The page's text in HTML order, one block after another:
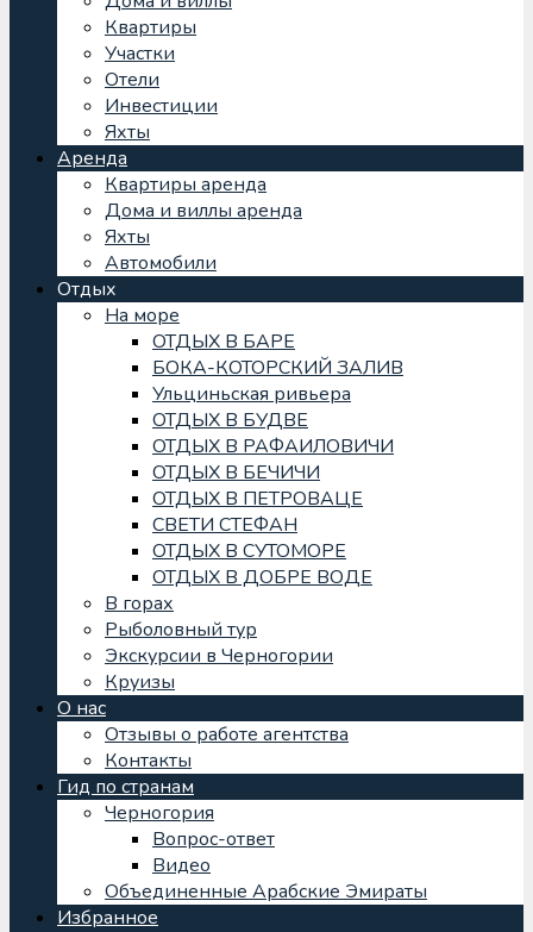
Квартиры
Участки
Отели
Инвестиции
Яхты
Аренда
Квартиры аренда
Дома и виллы аренда
Яхты
Автомобили
Отдых
На море
ОТДЫХ В БАРЕ
БОКА-КОТОРСКИЙ ЗАЛИВ
Ульциньская ривьера
ОТДЫХ В БУДВЕ
ОТДЫХ В РАФАИЛОВИЧИ
ОТДЫХ В БЕЧИЧИ
ОТДЫХ В ПЕТРОВАЦЕ
СВЕТИ СТЕФАН
ОТДЫХ В СУТОМОРЕ
ОТДЫХ В ДОБРЕ ВОДЕ
В горах
Рыболовный тур
Экскурсии в Черногории
Круизы
О нас
Отзывы о работе агентства
Контакты
Гид по странам
Черногория
Вопрос-ответ
Видео
Объединенные Арабские Эмираты
Избранное